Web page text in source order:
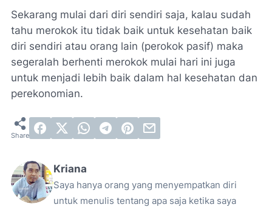
Sekarang mulai dari diri sendiri saja, kalau sudah
tahu merokok itu tidak baik untuk kesehatan baik
diri sendiri atau orang lain (perokok pasif) maka
segeralah berhenti merokok mulai hari ini juga
untuk menjadi lebih baik dalam hal kesehatan dan
perekonomian.
Kriana
Saya hanya orang yang menyempatkan diri
untuk menulis tentang apa saja ketika saya